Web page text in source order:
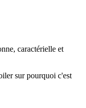
caractérielle et
sur pourquoi c'est